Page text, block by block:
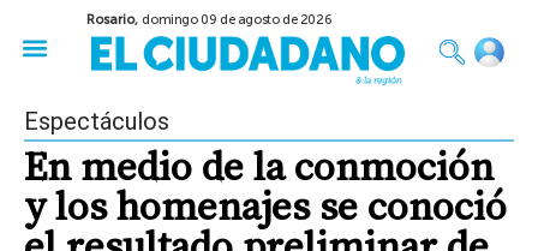
Rosario, domingo 09 de agosto de 2026
Espectáculos
En medio de la conmoción
y los homenajes se conoció